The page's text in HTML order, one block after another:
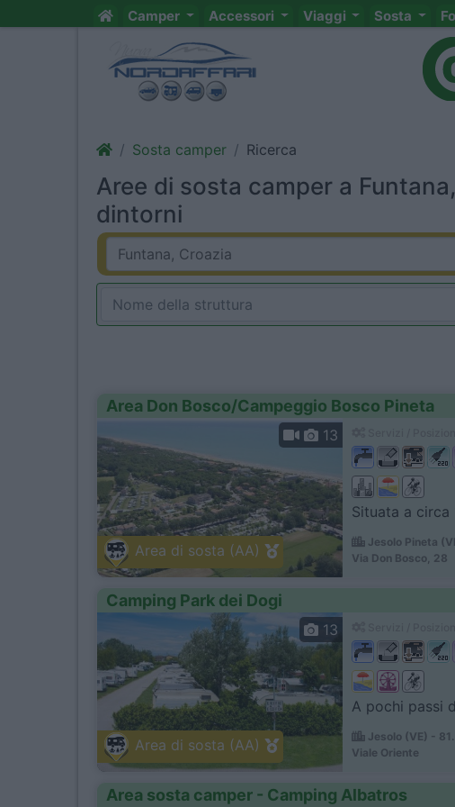
Camper Accessori Viaggi Sosta
Sosta camper Ricerca
Aree di sosta camper a
dintorni
Area Don Bosco/Campeggio Bosco Pineta
Area di sosta (AA)
13
Situata a circa
Jesolo Pineta
Via Don Bosco, 28
Camping Park dei Dogi
Area di sosta (AA)
13
A pochi passi
Jesolo (VE) -
Viale Oriente
Area sosta camper - Camping Albatros